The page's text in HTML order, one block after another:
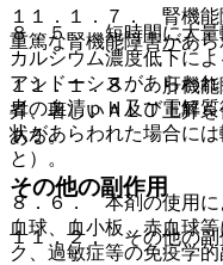
８．５． 短時間に大量
カルシウム濃度低下に
アシドーシスがあらわ
者の血清ｐＨ及び電解
状があらわれた場合に
と）。
８．６． 本剤の使用に
血球、血小板、赤血球
ク、過敏症等の免疫学
１１．１．７． 腎機能
重篤な腎機能障害があ
１１．１．８． 肝機能
昇、著しいＡＬＴ上昇
ある。
その他の副作用
１１．２． その他の副